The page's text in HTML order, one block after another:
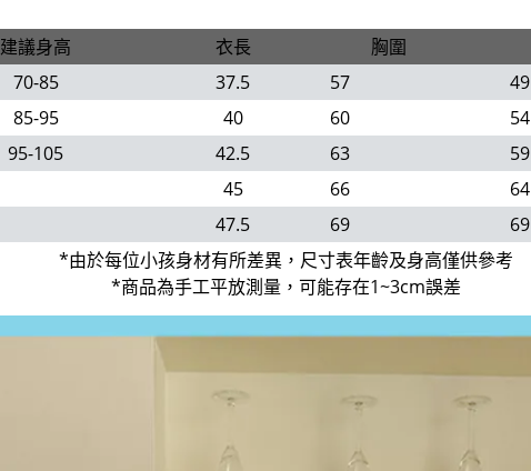
建議身高 衣長 胸圍
70-85 37.5 57 49
85-95 40 60 54
95-105 42.5 63 59
45 66 64
47.5 69 69
*由於每位小孩身材有所差異，尺寸表年齡及身高僅供參考
*商品為手工平放測量，可能存在1~3cm誤差